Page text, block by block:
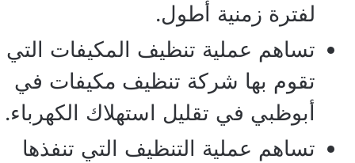
لفترة زمنية أطول.
تساهم عملية تنظيف المكيفات التي
تقوم بها شركة تنظيف مكيفات في
أبوظبي في تقليل استهلاك الكهرباء.
تساهم عملية التنظيف التي تنفذها